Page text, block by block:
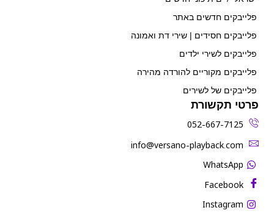
פלייבקים חדשים באתר
פלייבקים חסידים | שירי דת ואמונה
פלייבקים לשירי ילדים
פלייבקים מקוריים להורדה מהירה
פלייבקים של לשירים
פרטי תקשורת
052-667-7125
‫info@versano-playback.com‬
WhatsApp
Facebook
Instagram